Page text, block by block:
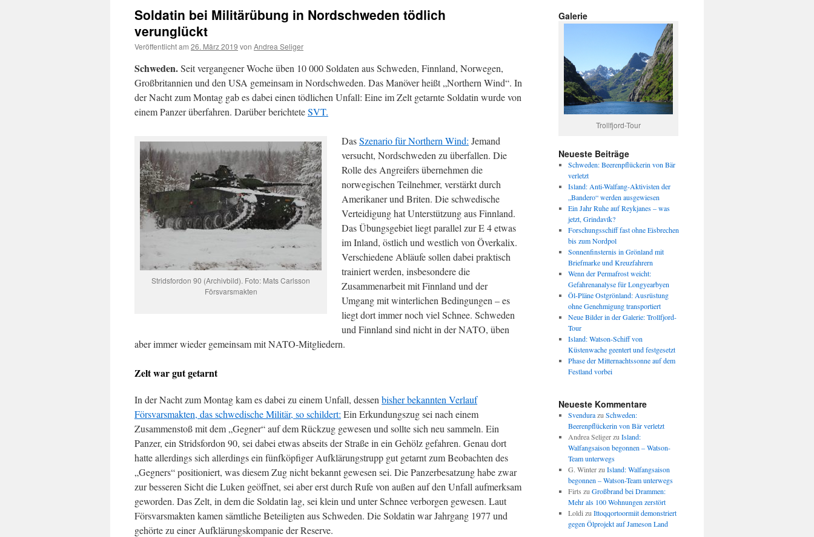
Soldatin bei Militärübung in Nordschweden tödlich
verunglückt
Veröffentlicht am 26. März 2019 von Andrea Seliger
Schweden.Seit vergangener Woche üben 10 000 Soldaten aus Schweden, Finnland, Norwegen,
Großbritannien und den USA gemeinsam in Nordschweden. Das Manöver heißt „Northern Wind“. In
der Nacht zum Montag gab es dabei einen tödlichen Unfall: Eine im Zelt getarnte Soldatin wurde von
einem Panzer überfahren. Darüber berichteteSVT.
Stridsfordon 90 (Archivbild). Foto: Mats Carlsson
Försvarsmakten
DasSzenario für Northern Wind: Jemand
versucht, Nordschweden zu überfallen. Die
Rolle des Angreifers übernehmen die
norwegischen Teilnehmer, verstärkt durch
Amerikaner und Briten. Die schwedische
Verteidigung hat Unterstützung aus Finnland.
Das Übungsgebiet liegt parallel zur E 4 etwas
im Inland, östlich und westlich von Överkalix.
Verschiedene Abläufe sollen dabei praktisch
trainiert werden, insbesondere die
Zusammenarbeit mit Finnland und der
Umgang mit winterlichen Bedingungen – es
liegt dort immer noch viel Schnee. Schweden
und Finnland sind nicht in der NATO, üben
aber immer wieder gemeinsam mit NATO-Mitgliedern.
Zelt war gut getarnt
In der Nacht zum Montag kam es dabei zu einem Unfall, dessen bisher bekannten Verlauf
Försvarsmakten, das schwedische Militär, so schildert: Ein Erkundungszug sei nach einem
Zusammenstoß mit dem „Gegner“ auf dem Rückzug gewesen und sollte sich neu sammeln. Ein
Panzer, ein Stridsfordon 90, sei dabei etwas abseits der Straße in ein Gehölz gefahren. Genau dort
hatte allerdings sich allerdings ein fünfköpfiger Aufklärungstrupp gut getarnt zum Beobachten des
„Gegners“ positioniert, was diesem Zug nicht bekannt gewesen sei. Die Panzerbesatzung habe zwar
zur besseren Sicht die Luken geöffnet, sei aber erst durch Rufe von außen auf den Unfall aufmerksam
geworden. Das Zelt, in dem die Soldatin lag, sei klein und unter Schnee verborgen gewesen. Laut
Försvarsmakten kamen sämtliche Beteiligten aus Schweden. Die Soldatin war Jahrgang 1977 und
gehörte zu einer Aufklärungskompanie der Reserve.
Galerie
Trollfjord-Tour
Neueste Beiträge
Schweden: Beerenpflückerin von Bär
verletzt
Island: Anti-Walfang-Aktivisten der
„Bandero“ werden ausgewiesen
Ein Jahr Ruhe auf Reykjanes – was
jetzt, Grindavík?
Forschungsschiff fast ohne Eisbrechen
bis zum Nordpol
Sonnenfinsternis in Grönland mit
Briefmarke und Kreuzfahrern
Wenn der Permafrost weicht:
Gefahrenanalyse für Longyearbyen
Öl-Pläne Ostgrönland: Ausrüstung
ohne Genehmigung transportiert
Neue Bilder in der Galerie: Trollfjord-
Tour
Island: Watson-Schiff von
Küstenwache geentert und festgesetzt
Phase der Mitternachtssonne auf dem
Festland vorbei
Neueste Kommentare
Svendurazu Schweden:
Beerenpflückerin von Bär verletzt
Andrea Seligerzu Island:
Walfangsaison begonnen – Watson-
Team unterwegs
G. Winterzu Island: Walfangsaison
begonnen – Watson-Team unterwegs
Firts zu Großbrand bei Drammen:
Mehr als 100 Wohnungen zerstört
Loldi zu Ittoqqortoormiit demonstriert
gegen Ölprojekt auf Jameson Land